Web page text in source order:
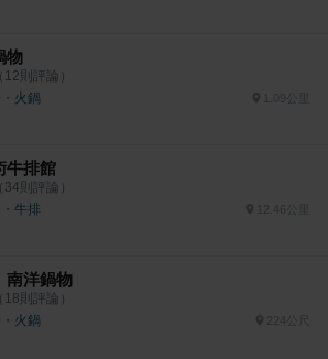
物
（ 12則評論）
・ 火鍋
牛排館
（ 34則評論）
・ 牛排 12.46公里
南洋鍋物
（ 18則評論）
・ 火鍋 224公尺